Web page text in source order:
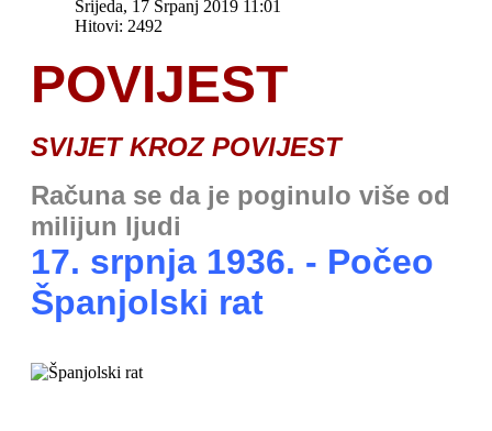
Srijeda, 17 Srpanj 2019 11:01
Hitovi: 2492
POVIJEST
SVIJET KROZ POVIJEST
Računa se da je poginulo više od
milijun ljudi
17. srpnja 1936. - Počeo
Španjolski rat